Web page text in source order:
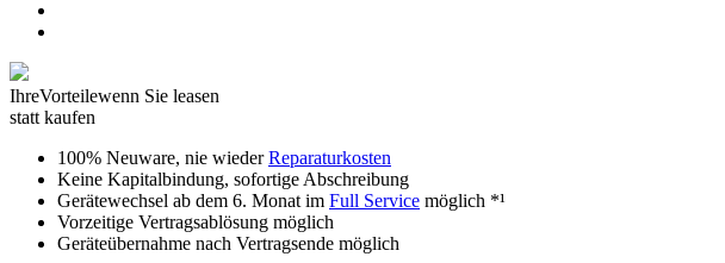
IhreVorteilewenn Sie leasen
statt kaufen
100% Neuware, nie wiederReparaturkosten
Keine Kapitalbindung, sofortige Abschreibung
Gerätewechsel ab dem 6. Monat im Full Service möglich *¹
Vorzeitige Vertragsablösung möglich
Geräteübernahme nach Vertragsende möglich